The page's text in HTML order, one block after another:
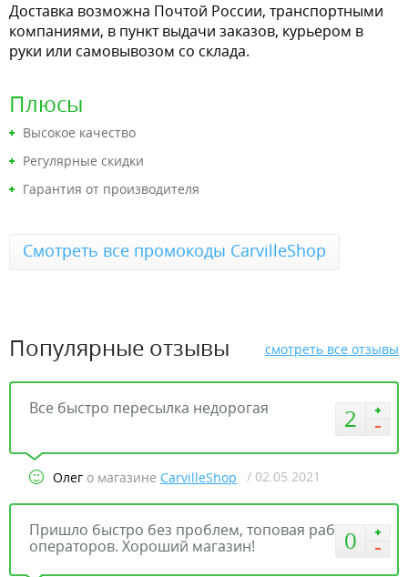
Доставка возможна Почтой России, транспортными
компаниями, в пункт выдачи заказов, курьером в
руки или самовывозом со склада.
Плюсы
Высокое качество
Регулярные скидки
Гарантия от производителя
Смотреть все промокоды CarvilleShop
Популярные отзывы смотреть все отзывы
2
Все быстро пересылка недорогая
Олег о магазине CarvilleShop / 02.05.2021
0
Пришло быстро без проблем, топовая работа
операторов. Хороший магазин!